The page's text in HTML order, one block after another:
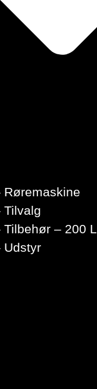
Røremaskine
Tilvalg
Tilbehør – 200 L
Udstyr